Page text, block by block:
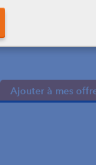
MFC-J4510DW /
Ajouter à mes